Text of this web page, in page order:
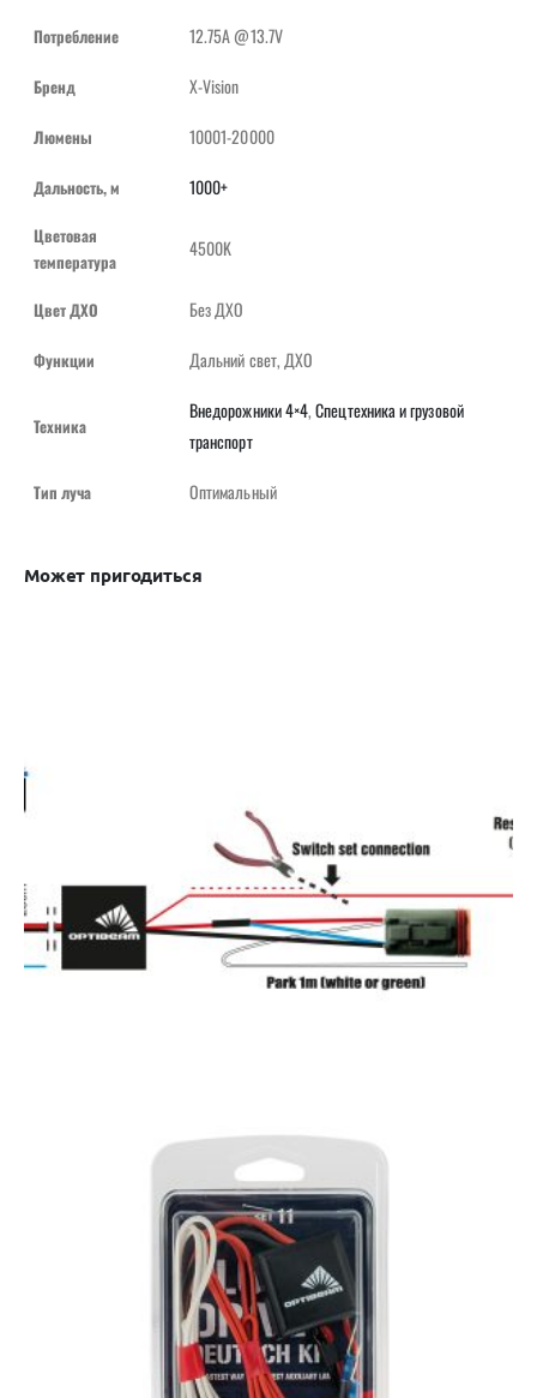
Потребление 12.75A @13.7V
Бренд X-Vision
Люмены 10001-20000
Дальность, м 1000+
Цветовая
температура
4500K
Цвет ДХО Без ДХО
Функции Дальний свет, ДХО
Техника
Внедорожники 4×4,Спецтехника и грузовой
транспорт
Тип луча Оптимальный
Может пригодиться